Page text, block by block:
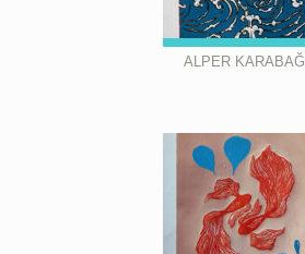
ALPER KARABAĞ